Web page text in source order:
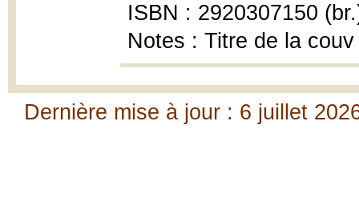
ISBN : 2920307150
Notes : Titre de la couv
Dernière mise à jour : 6 juillet